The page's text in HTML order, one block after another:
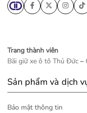
Trang thành viên
Bãi giữ xe ô tô Thủ Đức –
Sản phẩm và dịch
Bảo mật thông tin